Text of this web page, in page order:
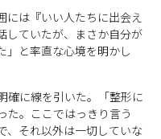
には『いい人たちに出会え
していたが、まさか自分が
」と率直な心境を明かし
確に線を引いた。「整形に
た。ここではっきり言う
、それ以外は一切していな